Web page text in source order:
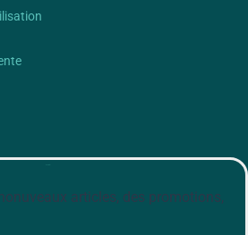
articles, des promotions,